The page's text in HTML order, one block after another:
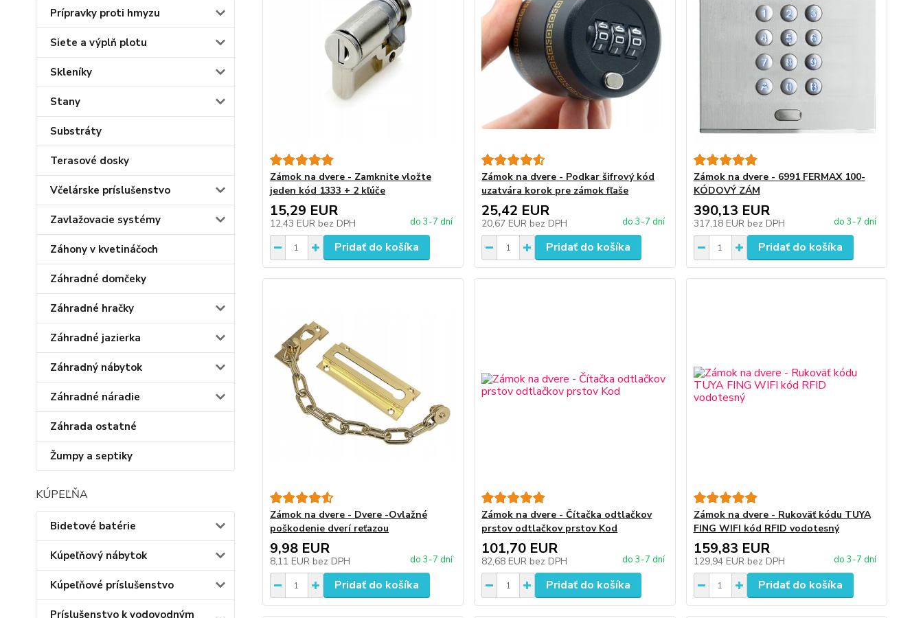
Prípravky proti hmyzu
Siete a výplň plotu
Skleníky
Stany
Substráty
Terasové dosky
Včelárske príslušenstvo
Zavlažovacie systémy
Záhony v kvetináčoch
Záhradné domčeky
Záhradné hračky
Záhradné jazierka
Záhradný nábytok
Záhradné náradie
Záhrada ostatné
Žumpy a septiky
KÚPEĽŇA
Bidetové batérie
Kúpeľňový nábytok
Kúpeľňové príslušenstvo
Príslušenstvo k vodovodným
Zámok na dvere - Zamknite vložte
jeden kód 1333 + 2 kľúče
15,29 EUR
12,43 EUR bez DPH do 3-7 dní
Pridať do košíka
Zámok na dvere - Podkar šifrový kód
uzatvára korok pre zámok fľaše
25,42 EUR
20,67 EUR bez DPH do 3-7 dní
Pridať do košíka
Zámok na dvere - 6991 FERMAX 100-
KÓDOVÝ ZÁM
390,13 EUR
317,18 EUR bez DPH do 3-7 dní
Pridať do košíka
Zámok na dvere - Dvere -Ovlažné
poškodenie dverí reťazou
9,98 EUR
8,11 EUR bez DPH do 3-7 dní
Pridať do košíka
Zámok na dvere - Čítačka odtlačkov
prstov odtlačkov prstov Kod
101,70 EUR
82,68 EUR bez DPH do 3-7 dní
Pridať do košíka
Zámok na dvere - Rukoväť kódu TUYA
FING WIFI kód RFID vodotesný
159,83 EUR
129,94 EUR bez DPH do 3-7 dní
Pridať do košíka